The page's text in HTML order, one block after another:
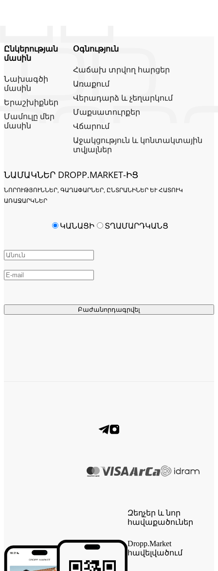
Ընկերության
մասին
Նախագծի
մասին
Երաշխիքներ
Մամուլը մեր
մասին
Օգնություն
Հաճախ տրվող հարցեր
Առաքում
Վերադարձ և չեղարկում
Մաքսատուրքեր
Վճարում
Աջակցություն և կոնտակտային
տվյալներ
ՆԱՄԱԿՆԵՐ DROPP.MARKET-ԻՑ
ՆՈՐՈՒԹՅՈՒՆՆԵՐ, ԳԱՂԱՓԱՐՆԵՐ, ԸՆՏՐԱՆԻՆԵՐ ԵՒ ՀԱՏՈՒԿ Ա
ՌԱՋԱՐԿՆԵՐ
Բաժանորդագրվել
ԿԱՆԱՑԻ ՏՂԱՄԱՐԴԿԱՆՑ
Զեղչեր և նոր
հավաքածուներ
Dropp.Market
հավելվածում